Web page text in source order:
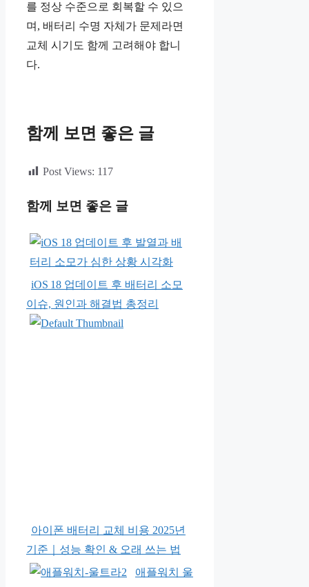
를 정상 수준으로 회복할 수 있으
며, 배터리 수명 자체가 문제라면
교체 시기도 함께 고려해야 합니
다.
함께 보면 좋은 글
Post Views: 117
함께 보면 좋은 글
iOS 18 업데이트 후 배터리 소모
이슈, 원인과 해결법 총정리
아이폰 배터리 교체 비용 2025년
기준｜성능 확인 & 오래 쓰는 법
애플워치 울